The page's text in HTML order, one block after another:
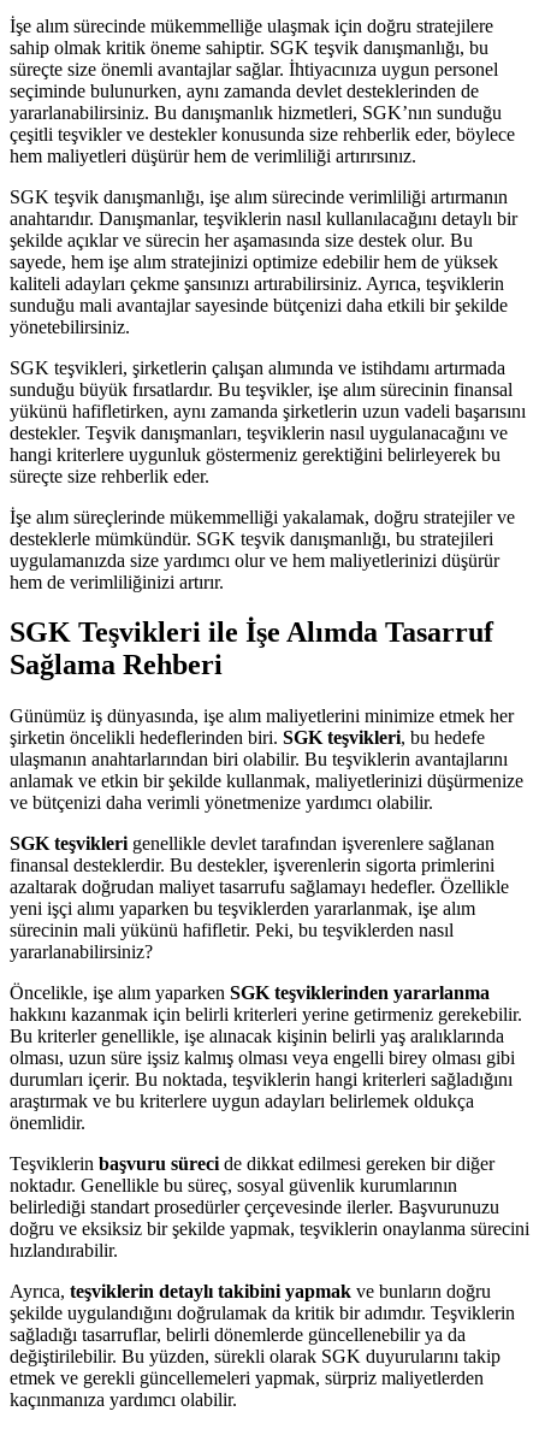
İşe alım sürecinde mükemmelliğe ulaşmak için doğru stratejilere
sahip olmak kritik öneme sahiptir. SGK teşvik danışmanlığı, bu
süreçte size önemli avantajlar sağlar. İhtiyacınıza uygun personel
seçiminde bulunurken, aynı zamanda devlet desteklerinden de
yararlanabilirsiniz. Bu danışmanlık hizmetleri, SGK’nın sunduğu
çeşitli teşvikler ve destekler konusunda size rehberlik eder, böylece
hem maliyetleri düşürür hem de verimliliği artırırsınız.
SGK teşvik danışmanlığı, işe alım sürecinde verimliliği artırmanın
anahtarıdır. Danışmanlar, teşviklerin nasıl kullanılacağını detaylı bir
şekilde açıklar ve sürecin her aşamasında size destek olur. Bu
sayede, hem işe alım stratejinizi optimize edebilir hem de yüksek
kaliteli adayları çekme şansınızı artırabilirsiniz. Ayrıca, teşviklerin
sunduğu mali avantajlar sayesinde bütçenizi daha etkili bir şekilde
yönetebilirsiniz.
SGK teşvikleri, şirketlerin çalışan alımında ve istihdamı artırmada
sunduğu büyük fırsatlardır. Bu teşvikler, işe alım sürecinin finansal
yükünü hafifletirken, aynı zamanda şirketlerin uzun vadeli başarısını
destekler. Teşvik danışmanları, teşviklerin nasıl uygulanacağını ve
hangi kriterlere uygunluk göstermeniz gerektiğini belirleyerek bu
süreçte size rehberlik eder.
İşe alım süreçlerinde mükemmelliği yakalamak, doğru stratejiler ve
desteklerle mümkündür. SGK teşvik danışmanlığı, bu stratejileri
uygulamanızda size yardımcı olur ve hem maliyetlerinizi düşürür
hem de verimliliğinizi artırır.
SGK Teşvikleri ile İşe Alımda Tasarruf
Sağlama Rehberi
Günümüz iş dünyasında, işe alım maliyetlerini minimize etmek her
şirketin öncelikli hedeflerinden biri. SGK teşvikleri, bu hedefe
ulaşmanın anahtarlarından biri olabilir. Bu teşviklerin avantajlarını
anlamak ve etkin bir şekilde kullanmak, maliyetlerinizi düşürmenize
ve bütçenizi daha verimli yönetmenize yardımcı olabilir.
SGK teşvikleri genellikle devlet tarafından işverenlere sağlanan
finansal desteklerdir. Bu destekler, işverenlerin sigorta primlerini
azaltarak doğrudan maliyet tasarrufu sağlamayı hedefler. Özellikle
yeni işçi alımı yaparken bu teşviklerden yararlanmak, işe alım
sürecinin mali yükünü hafifletir. Peki, bu teşviklerden nasıl
yararlanabilirsiniz?
Öncelikle, işe alım yaparken SGK teşviklerinden yararlanma
hakkını kazanmak için belirli kriterleri yerine getirmeniz gerekebilir.
Bu kriterler genellikle, işe alınacak kişinin belirli yaş aralıklarında
olması, uzun süre işsiz kalmış olması veya engelli birey olması gibi
durumları içerir. Bu noktada, teşviklerin hangi kriterleri sağladığını
araştırmak ve bu kriterlere uygun adayları belirlemek oldukça
önemlidir.
Teşviklerin başvuru süreci de dikkat edilmesi gereken bir diğer
noktadır. Genellikle bu süreç, sosyal güvenlik kurumlarının
belirlediği standart prosedürler çerçevesinde ilerler. Başvurunuzu
doğru ve eksiksiz bir şekilde yapmak, teşviklerin onaylanma sürecini
hızlandırabilir.
Ayrıca, teşviklerin detaylı takibini yapmak ve bunların doğru
şekilde uygulandığını doğrulamak da kritik bir adımdır. Teşviklerin
sağladığı tasarruflar, belirli dönemlerde güncellenebilir ya da
değiştirilebilir. Bu yüzden, sürekli olarak SGK duyurularını takip
etmek ve gerekli güncellemeleri yapmak, sürpriz maliyetlerden
kaçınmanıza yardımcı olabilir.